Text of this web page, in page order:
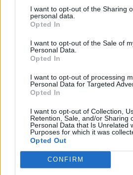
I want to opt-out of the Sharing
personal data.
Opted In
I want to opt-out of the Sale of
Personal Data.
Opted In
I want to opt-out of processing
Personal Data for Targeted
Opted In
I want to opt-out of Collection,
Retention, Sale, and/or Sharing
Personal Data that Is Unrelated
Purposes for which it was
Opted Out
CONFIRM
Tα τελευταία χρόνια, η
σταθερά στις καρδιές
αφορούν τις ουσιαστικέ...
03.07.2020